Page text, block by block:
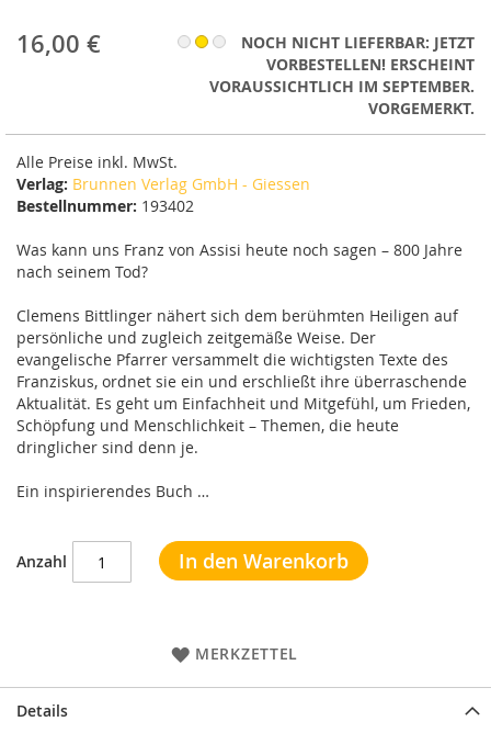
16,00 €
NOCH NICHT LIEFERBAR: JETZT
VORBESTELLEN! ERSCHEINT
VORAUSSICHTLICH IM SEPTEMBER.
VORGEMERKT.
Alle Preise inkl. MwSt.
Verlag: Brunnen Verlag GmbH - Giessen
Bestellnummer: 193402
Was kann uns Franz von Assisi heute noch sagen – 800 Jahre
nach seinem Tod?
Clemens Bittlinger nähert sich dem berühmten Heiligen auf
persönliche und zugleich zeitgemäße Weise. Der
evangelische Pfarrer versammelt die wichtigsten Texte des
Franziskus, ordnet sie ein und erschließt ihre überraschende
Aktualität. Es geht um Einfachheit und Mitgefühl, um Frieden,
Schöpfung und Menschlichkeit – Themen, die heute
dringlicher sind denn je.
Ein inspirierendes Buch …
Anzahl In den Warenkorb
MERKZETTEL
Details